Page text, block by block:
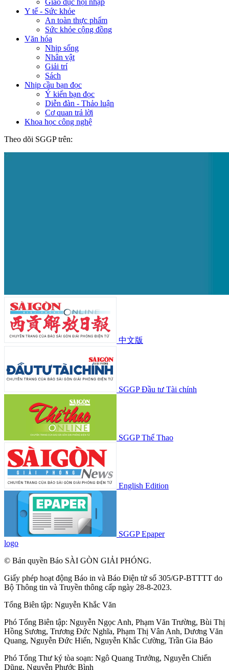
Giáo dục hội nhập
Y tế - Sức khỏe
An toàn thực phẩm
Sức khỏe cộng đồng
Văn hóa
Nhịp sống
Nhân vật
Giải trí
Sách
Nhịp cầu bạn đọc
Ý kiến bạn đọc
Diễn đàn - Thảo luận
Cơ quan trả lời
Khoa học công nghệ
Theo dõi SGGP trên:
中文版
SGGP Đầu tư Tài chính
SGGP Thể Thao
English Edition
SGGP Epaper
logo
© Bản quyền Báo SÀI GÒN GIẢI PHÓNG.
Giấy phép hoạt động Báo in và Báo Điện tử số 305/GP-BTTTT do
Bộ Thông tin và Truyền thông cấp ngày 28-8-2023.
Tổng Biên tập: Nguyễn Khắc Văn
Phó Tổng Biên tập: Nguyễn Ngọc Anh, Phạm Văn Trường, Bùi Thị
Hồng Sương, Trương Đức Nghĩa, Phạm Thị Vân Anh, Dương Văn
Quang, Nguyễn Đức Hiển, Nguyễn Khắc Cường, Trần Gia Bảo
Phó Tổng Thư ký tòa soạn: Ngô Quang Trưởng, Nguyễn Chiến
Dũng, Nguyễn Phước Bình